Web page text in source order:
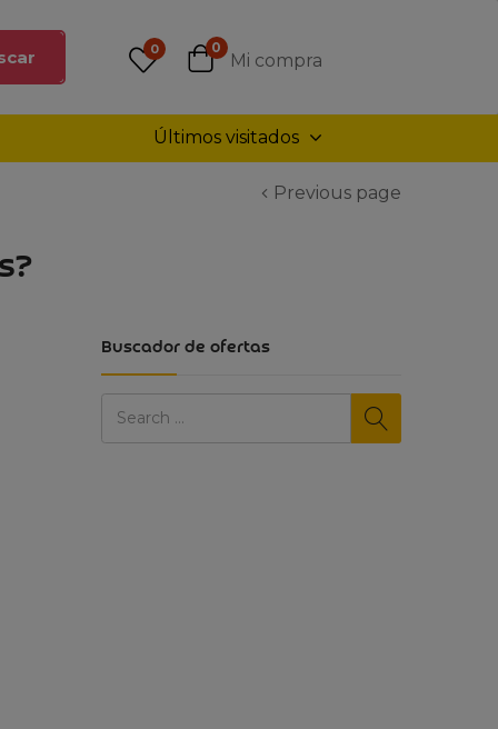
0 0
Mi compra
Últimos visitados
Previous page
Buscador de ofertas